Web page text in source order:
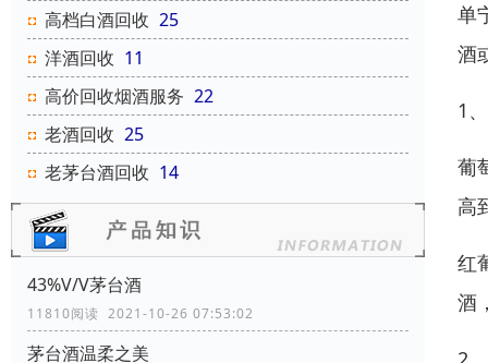
高档白酒回收 25
洋酒回收 11
高价回收烟酒服务 22
老酒回收 25
老茅台酒回收 14
43%V/V茅台酒
11810阅读 2021-10-26 07:53:02
茅台酒温柔之美
单
酒
1
葡
高
红
酒